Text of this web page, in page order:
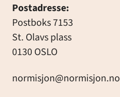
Postadresse:
Postboks 7153
St. Olavs plass
0130 OSLO
normisjon@normisjon.no